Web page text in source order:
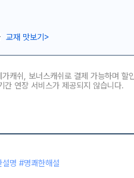
교재 맛보기 >
캐쉬, 보너스캐쉬로 결제 가능하며 할
연장 서비스가 제공되지 않습니다.
명 #명쾌한해설